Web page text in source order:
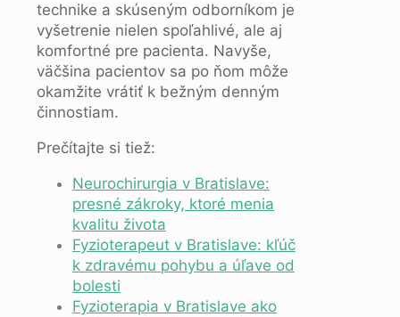
technike a skúseným odborníkom je
vyšetrenie nielen spoľahlivé, ale aj
komfortné pre pacienta. Navyše,
väčšina pacientov sa po ňom môže
okamžite vrátiť k bežným denným
činnostiam.
Prečítajte si tiež:
Neurochirurgia v Bratislave:
presné zákroky, ktoré menia
kvalitu života
Fyzioterapeut v Bratislave: kľúč
k zdravému pohybu a úľave od
bolesti
Fyzioterapia v Bratislave ako